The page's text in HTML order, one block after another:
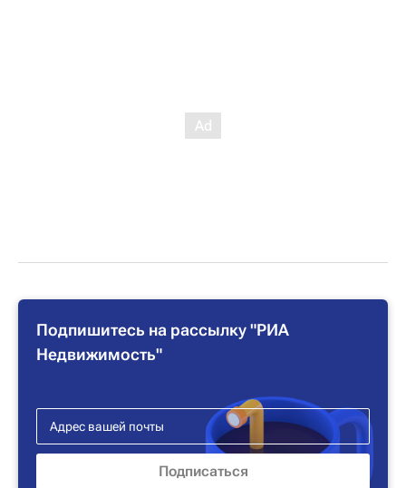
Подпишитесь на рассылку "РИА
Недвижимость"